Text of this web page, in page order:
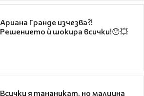
Ариана Гранде изчезва?!
Решението ѝ шокира всички!😯💥
Всички я тананикат, но малцина